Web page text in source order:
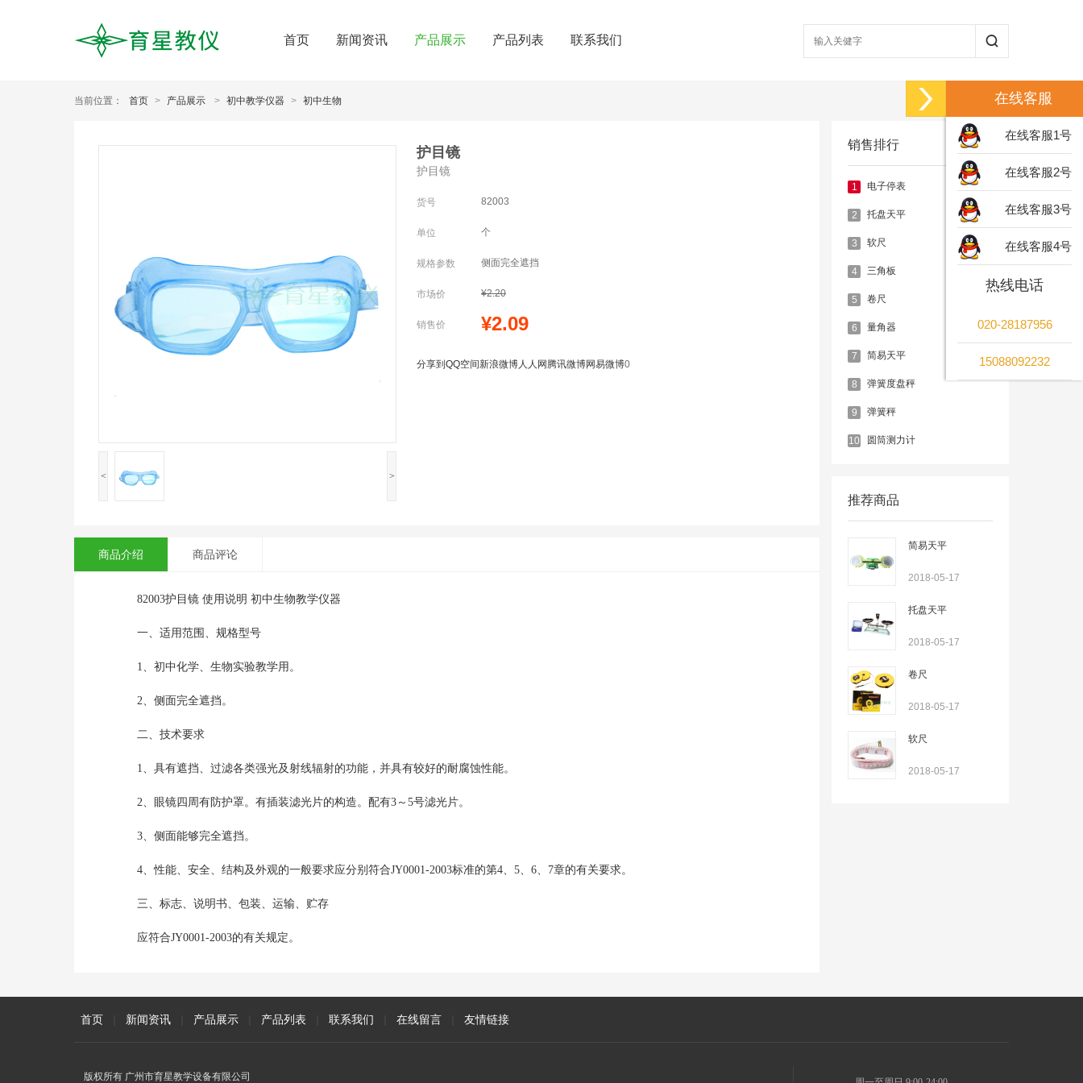
首页 新闻资讯 产品展示 产品列表 联系我们
当前位置： 首页 > 产品展示 > 初中教学仪器 > 初中生物
< >
护目镜
护目镜
货号 82003
单位 个
规格参数 侧面完全遮挡
市场价 ¥2.20
销售价 ¥2.09
分享到 QQ空间新浪微博人人网 腾讯微博网易微博0
商品介绍 商品评论
82003护目镜 使用说明 初中生物教学仪器
一、适用范围、规格型号
1、初中化学、生物实验教学用。
2、侧面完全遮挡。
二、技术要求
1、具有遮挡、过滤各类强光及射线辐射的功能，并具有较好的耐腐蚀性能。
2、眼镜四周有防护罩。有插装滤光片的构造。配有3～5号滤光片。
3、侧面能够完全遮挡。
4、性能、安全、结构及外观的一般要求应分别符合JY0001-2003标准的第4、5、6、7章的有关要求。
三、标志、说明书、包装、运输、贮存
应符合JY0001-2003的有关规定。
销售排行
1 电子停表
2 托盘天平
3 软尺
4 三角板
5 卷尺
6 量角器
7 简易天平
8 弹簧度盘秤
9 弹簧秤
10 圆筒测力计
推荐商品
简易天平
2018-05-17
托盘天平
2018-05-17
卷尺
2018-05-17
软尺
2018-05-17
首页 新闻资讯 产品展示 产品列表 联系我们 在线留言 友情链接
版权所有 广州市育星教学设备有限公司
在线客服
在线客服1号
在线客服2号
在线客服3号
在线客服4号
热线电话
020-28187956
15088092232